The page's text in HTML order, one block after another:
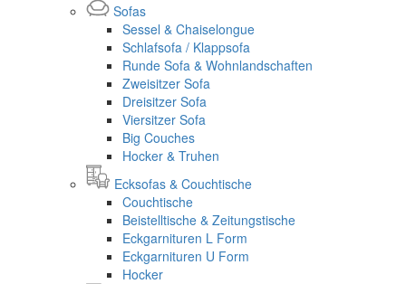
Sofas
Sessel & Chaiselongue
Schlafsofa / Klappsofa
Runde Sofa & Wohnlandschaften
Zweisitzer Sofa
Dreisitzer Sofa
Viersitzer Sofa
Big Couches
Hocker & Truhen
Ecksofas & Couchtische
Couchtische
Beistelltische & Zeitungstische
Eckgarnituren L Form
Eckgarnituren U Form
Hocker